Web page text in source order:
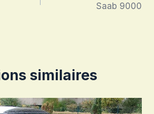
Saab 9000
similaires